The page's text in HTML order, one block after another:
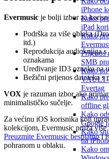
iPhone
Kako
iPad
Kako
Prijenos
SMB
Kako
VAULT-
Evertag
Kako
offline
Kako
Google
Kako
na
Kako
Evermusic je bolji izbor za
Podrška za više oblaka
itd.)
Reprodukcija audioknjiga
oznakama
Uređivanje ID3 oznaka na
Bežični prijenos datoteka s
VOX je razuman izbor ako
minimalističko sučelje.
Za većinu iOS korisnika koji
kolekcijom, Evermusic pruža
Preuzmite Evermusic besplatnoi
pohranom u oblaku.